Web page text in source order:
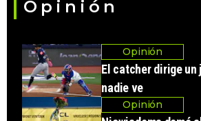
Opinión
Opinión
El catcher dirige un
nadie ve
Opinión